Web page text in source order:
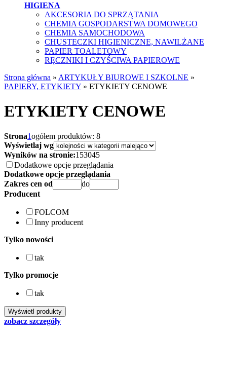
HIGIENA
AKCESORIA DO SPRZĄTANIA
CHEMIA GOSPODARSTWA DOMOWEGO
CHEMIA SAMOCHODOWA
CHUSTECZKI HIGIENICZNE, NAWILŻANE
PAPIER TOALETOWY
RĘCZNIKI I CZYŚCIWA PAPIEROWE
Strona główna » ARTYKUŁY BIUROWE I SZKOLNE »
PAPIERY, ETYKIETY » ETYKIETY CENOWE
ETYKIETY CENOWE
Strona1ogółem produktów: 8
Wyświetlaj wg
Wyników na stronie:153045
Dodatkowe opcje przeglądania
Dodatkowe opcje przeglądania
Zakres cen od
do
Producent
FOLCOM
Inny producent
Tylko nowości
tak
Tylko promocje
tak
zobacz szczegóły